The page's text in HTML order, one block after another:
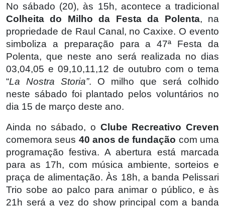
No sábado (20), às 15h, acontece a tradicional
Colheita do Milho da Festa da Polenta, na
propriedade de Raul Canal, no Caxixe. O evento
simboliza a preparação para a 47ª Festa da
Polenta, que neste ano será realizada no dias
03,04,05 e 09,10,11,12 de outubro com o tema
“La Nostra Storia”. O milho que será colhido
neste sábado foi plantado pelos voluntários no
dia 15 de março deste ano.
Ainda no sábado, o Clube Recreativo Creven
comemora seus 40 anos de fundação com uma
programação festiva. A abertura está marcada
para as 17h, com música ambiente, sorteios e
praça de alimentação. Às 18h, a banda Pelissari
Trio sobe ao palco para animar o público, e às
21h será a vez do show principal com a banda